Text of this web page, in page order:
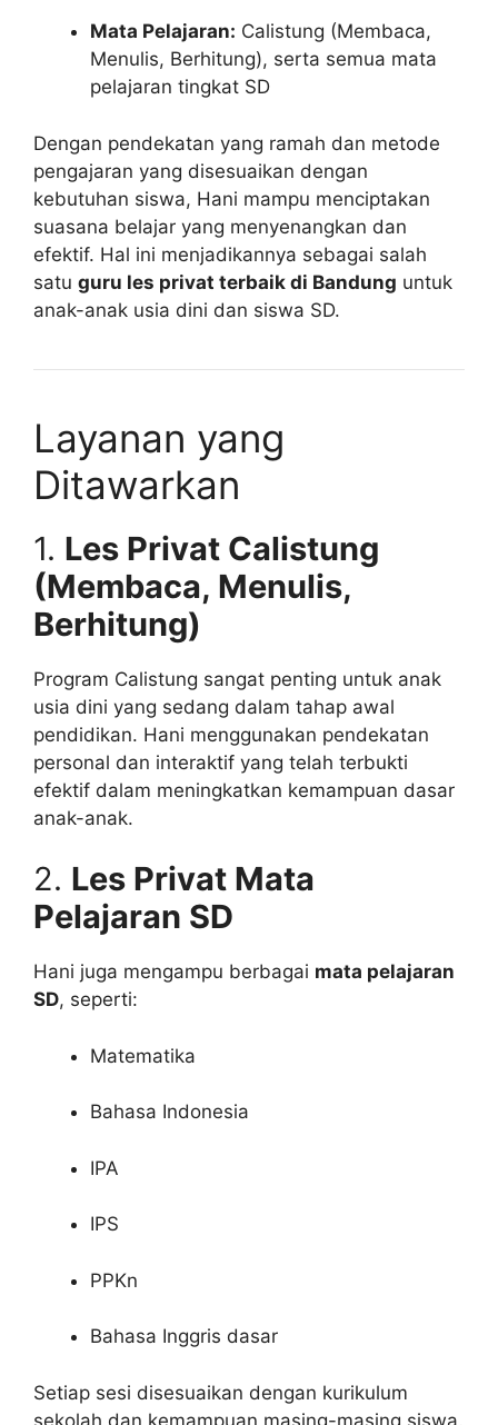
Mata Pelajaran: Calistung (Membaca,
Menulis, Berhitung), serta semua mata
pelajaran tingkat SD
Dengan pendekatan yang ramah dan metode
pengajaran yang disesuaikan dengan
kebutuhan siswa, Hani mampu menciptakan
suasana belajar yang menyenangkan dan
efektif. Hal ini menjadikannya sebagai salah
satu guru les privat terbaik di Bandung untuk
anak-anak usia dini dan siswa SD.
Layanan yang
Ditawarkan
1. Les Privat Calistung
(Membaca, Menulis,
Berhitung)
Program Calistung sangat penting untuk anak
usia dini yang sedang dalam tahap awal
pendidikan. Hani menggunakan pendekatan
personal dan interaktif yang telah terbukti
efektif dalam meningkatkan kemampuan dasar
anak-anak.
2. Les Privat Mata
Pelajaran SD
Hani juga mengampu berbagai mata pelajaran
SD, seperti:
Matematika
Bahasa Indonesia
IPA
IPS
PPKn
Bahasa Inggris dasar
Setiap sesi disesuaikan dengan kurikulum
sekolah dan kemampuan masing-masing siswa,